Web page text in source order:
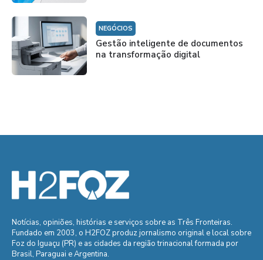
NEGÓCIOS
Gestão inteligente de documentos
na transformação digital
Notícias, opiniões, histórias e serviços sobre as Três Fronteiras.
Fundado em 2003, o H2FOZ produz jornalismo original e local sobre
Foz do Iguaçu (PR) e as cidades da região trinacional formada por
Brasil, Paraguai e Argentina.